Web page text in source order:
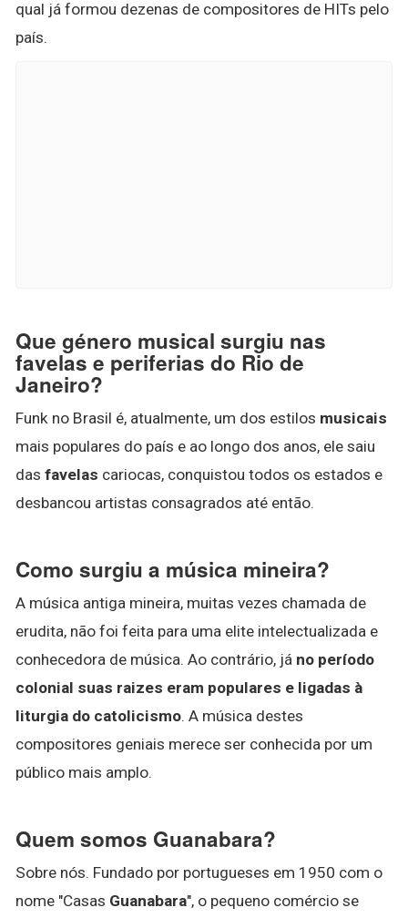
qual já formou dezenas de compositores de HITs pelo
país.
Que género musical surgiu nas
favelas e periferias do Rio de
Janeiro?
Funk no Brasil é, atualmente, um dos estilos musicais
mais populares do país e ao longo dos anos, ele saiu
das favelas cariocas, conquistou todos os estados e
desbancou artistas consagrados até então.
Como surgiu a música mineira?
A música antiga mineira, muitas vezes chamada de
erudita, não foi feita para uma elite intelectualizada e
conhecedora de música. Ao contrário, já no período
colonial suas raizes eram populares e ligadas à
liturgia do catolicismo. A música destes
compositores geniais merece ser conhecida por um
público mais amplo.
Quem somos Guanabara?
Sobre nós. Fundado por portugueses em 1950 com o
nome "Casas Guanabara", o pequeno comércio se